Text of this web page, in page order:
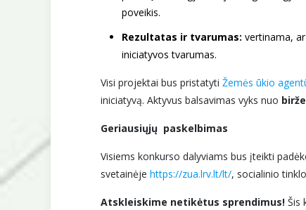
poveikis.
Rezultatas ir tvarumas: vertinama,
iniciatyvos tvarumas.
Visi projektai bus pristatyti Žemės ūkio
iniciatyvą. Aktyvus balsavimas vyks nuo
Geriausiųjų paskelbimas
Visiems konkurso dalyviams bus įteikti
svetainėje https://zua.lrv.lt/lt/, socialinio tinklo
Atskleiskime netikėtus sprendimus! Šis